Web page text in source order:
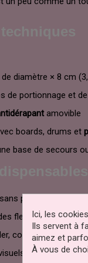
de diamètre × 8 cm
de portionnage et
amovible
boards, drums et
base de
plis, découvrez
fleurs, figurines
coller léger ou
nets avec nos
Ici, les
Ils servent à
aimez et
À vous de